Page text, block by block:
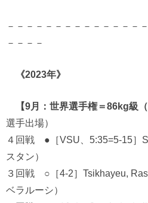
－－－－－－－－－－－－－－
－－－－
《2023年》
【9月：世界選手権＝86kg級（
選手出場）
４回戦 ●［VSU、5:35=5-15］
スタン）
３回戦 ○［4-2］Tsikhayeu,
ベラルーシ）